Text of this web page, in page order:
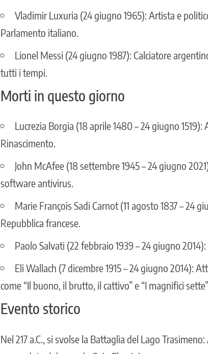
Vladimir Luxuria (24 giugno 1965): Artista e
Parlamento italiano.
Lionel Messi (24 giugno 1987): Calciatore
tutti i tempi.
Morti in questo giorno
Lucrezia Borgia (18 aprile 1480 – 24 giugno
Rinascimento.
John McAfee (18 settembre 1945 – 24 giugno
software antivirus.
Marie François Sadi Carnot (11 agosto 1837 – 24
Repubblica francese.
Paolo Salvati (22 febbraio 1939 – 24 giugno
Eli Wallach (7 dicembre 1915 – 24 giugno 2014):
come “Il buono, il brutto, il cattivo” e “I magnifici
Evento storico
Nel 217 a.C., si svolse la Battaglia del Lago